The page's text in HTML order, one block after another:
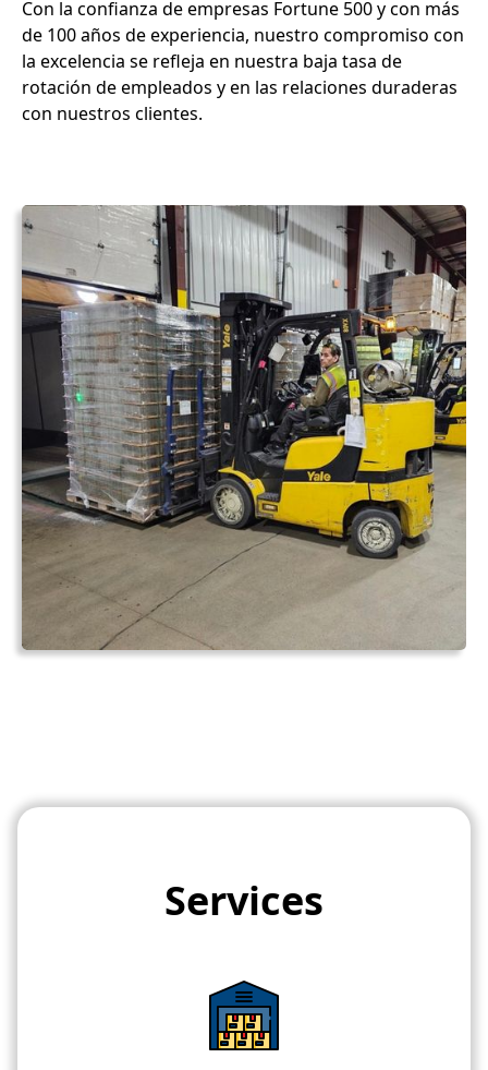
Con la confianza de empresas Fortune 500 y con más
de 100 años de experiencia, nuestro compromiso con
la excelencia se refleja en nuestra baja tasa de
rotación de empleados y en las relaciones duraderas
con nuestros clientes.
Services